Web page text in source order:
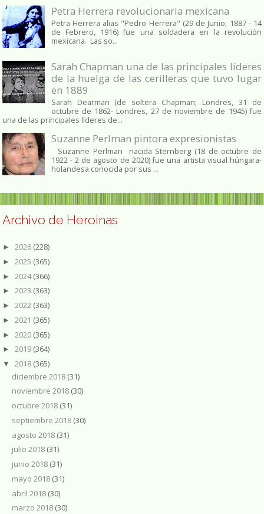
Petra Herrera revolucionaria mexicana
Petra Herrera alias "Pedro Herrera" (29 de Junio, 1887 - 14
de Febrero, 1916) fue una soldadera en la revolución
mexicana. Las so...
Sarah Chapman una de las principales líderes
de la huelga de las cerilleras que tuvo lugar
en 1889
Sarah Dearman (de soltera Chapman; Londres, 31 de
octubre de 1862​- Londres, 27 de noviembre de 1945)​ fue
una de las principales líderes de...
Suzanne Perlman pintora expresionistas
Suzanne Perlman nacida Sternberg (18 de octubre de
1922 - 2 de agosto de 2020) fue una artista visual húngara-
holandesa conocida por sus ...
Archivo de Heroinas
► 2026 (228)
► 2025 (365)
► 2024(366)
► 2023 (363)
► 2022 (363)
► 2021 (365)
► 2020 (365)
► 2019 (364)
▼ 2018 (365)
diciembre 2018 (31)
noviembre 2018 (30)
octubre 2018 (31)
septiembre 2018 (30)
agosto 2018 (31)
julio 2018 (31)
junio 2018 (31)
mayo 2018 (31)
abril 2018 (30)
marzo 2018 (30)